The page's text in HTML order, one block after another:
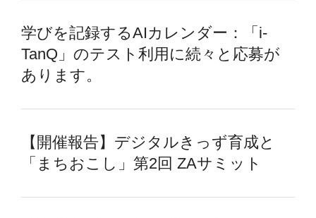
学びを記録するAIカレンダー：「i-
TanQ」のテスト利用に続々と応募が
あります。
【開催報告】デジタルきっず育成と
「まちおこし」第2回 ZAサミット